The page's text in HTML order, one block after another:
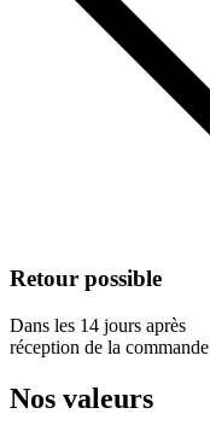
Retour possible
Dans les 14 jours après
réception de la commande
Nos valeurs